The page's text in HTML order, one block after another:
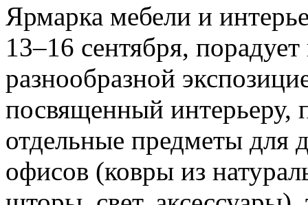
Ярмарка мебели и
13–16 сентября, порадует
разнообразной
посвященный интерьеру,
отдельные предметы для
офисов (ковры из